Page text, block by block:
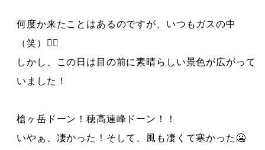
何度か来たことはあるのですが、いつもガスの中
（笑）😶‍🌫️
しかし、この日は目の前に素晴らしい景色が広がって
いました！
槍ヶ岳ドーン！穂高連峰ドーン！！
いやぁ、凄かった！そして、風も凄くて寒かった🥶